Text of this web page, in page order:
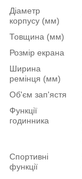
Діаметр
корпусу (мм)
Товщина (мм)
Розмір екрана
Ширина
ремінця (мм)
Об'єм зап'ястя
Функції
годинника
Спортивні
функції